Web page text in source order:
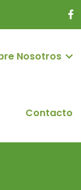
Nosotros
Contacto